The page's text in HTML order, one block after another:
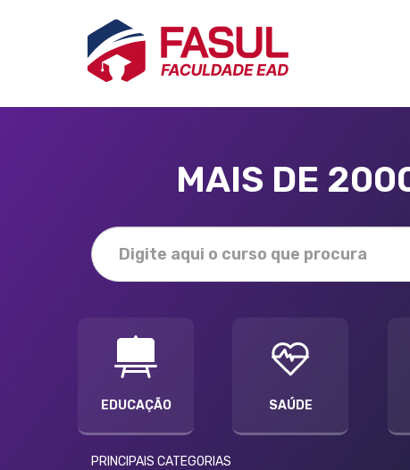
MAIS DE
EDUCAÇÃO SAÚDE
PRINCIPAIS CATEGORIAS